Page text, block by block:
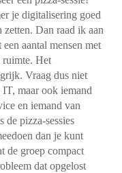
je digitalisering goed
zetten. Dan raad ik aan
aantal mensen met
ruimte. Het
Vraag dus niet
IT, maar ook iemand
en iemand van
de pizza-sessies
dan je kunt
de groep compact
dat opgelost